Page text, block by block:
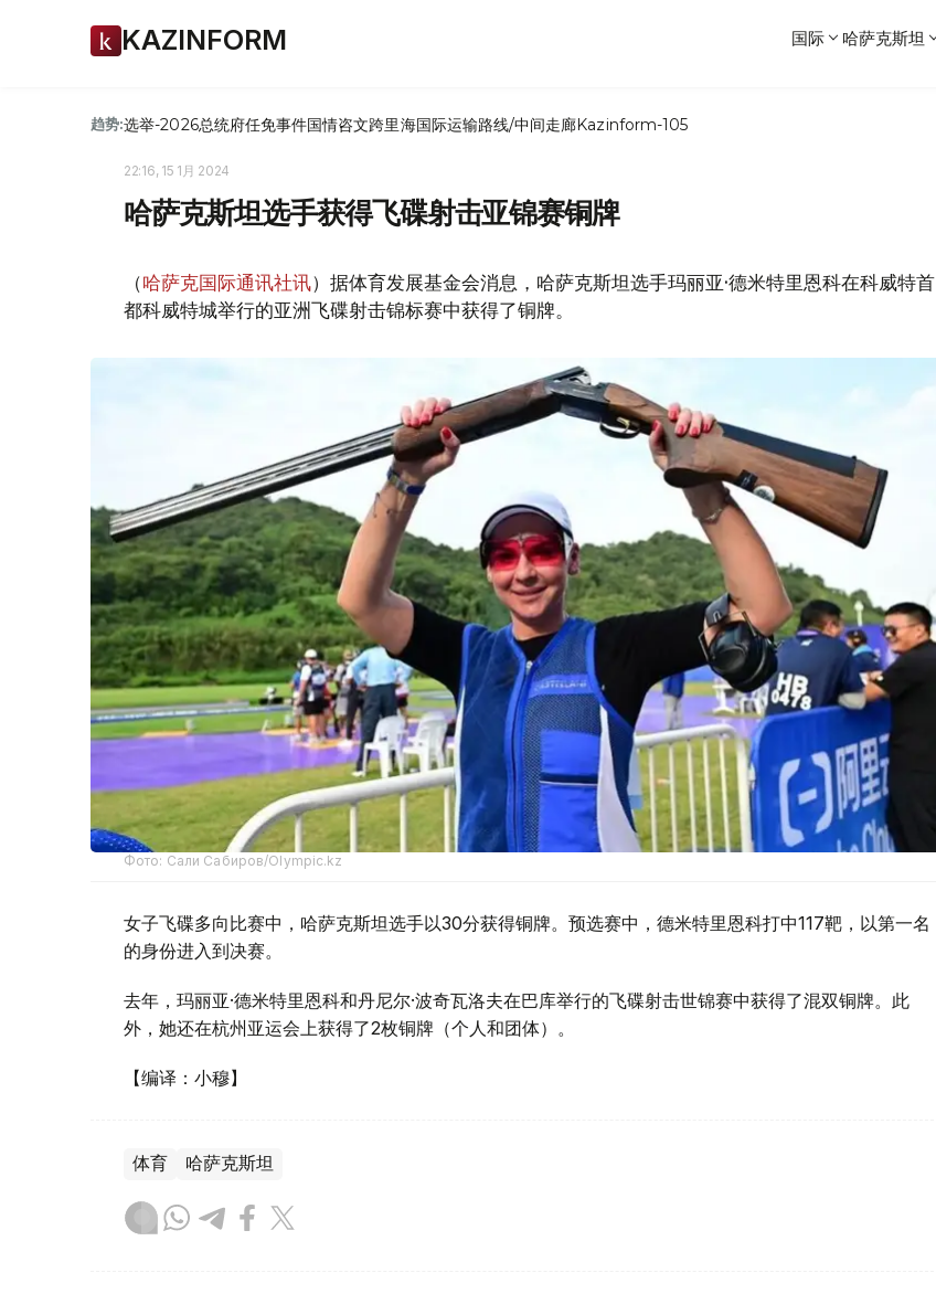
KAZINFORM 国际 哈萨克斯坦
趋势:选举-2026总统府任免事件国情咨文跨里海国际运输路线/中间走廊Kazinform-105
22:16, 15 1月 2024
哈萨克斯坦选手获得飞碟射击亚锦赛铜牌
（哈萨克国际通讯社讯）据体育发展基金会消息，哈萨克斯坦选手玛丽亚·德米特里恩科在科威特首
都科威特城举行的亚洲飞碟射击锦标赛中获得了铜牌。
Фото: Сали Сабиров/Olympic.kz
女子飞碟多向比赛中，哈萨克斯坦选手以30分获得铜牌。预选赛中，德米特里恩科打中117靶，以第一名
的身份进入到决赛。
去年，玛丽亚·德米特里恩科和丹尼尔·波奇瓦洛夫在巴库举行的飞碟射击世锦赛中获得了混双铜牌。此
外，她还在杭州亚运会上获得了2枚铜牌（个人和团体）。
【编译：小穆】
体育 哈萨克斯坦